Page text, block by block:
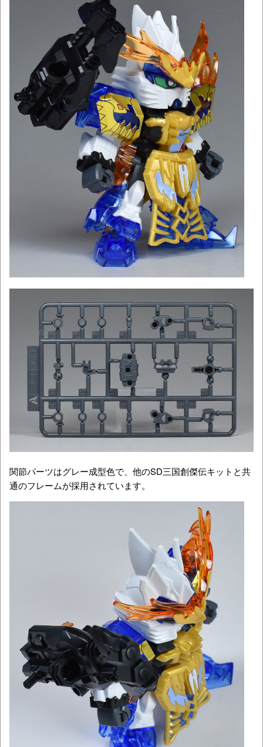
関節パーツはグレー成型色で、他のSD三国創傑伝キットと共
通のフレームが採用されています。